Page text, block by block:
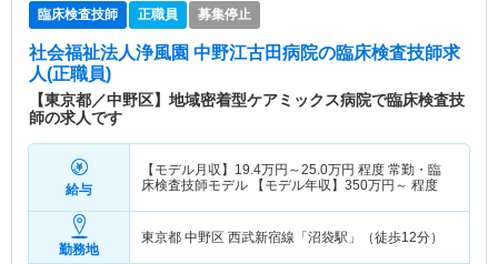
臨床検査技師 正職員 募集停止
社会福祉法人浄風園 中野江古田病院の臨床検査技師求
人(正職員)
【東京都／中野区】地域密着型ケアミックス病院で臨床検査技
師の求人です
給与
【モデル月収】 19.4万円～25.0万円 程度 常勤・臨
床検査技師モデル 【モデル年収】 350万円～ 程度
勤務地
東京都 中野区 西武新宿線「沼袋駅」（徒歩12分）